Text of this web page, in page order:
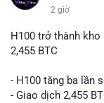
2 giờ
H100 trở thành
2,455 BTC
- H100 tăng ba lần
- Giao dịch 2,455